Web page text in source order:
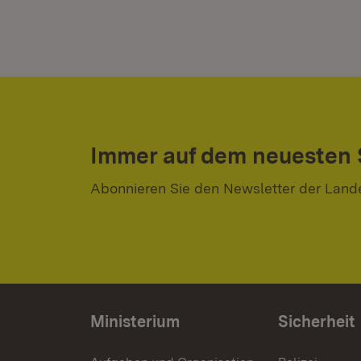
Immer auf dem neuesten
Abonnieren Sie den Newsletter der
Ministerium Sicherheit